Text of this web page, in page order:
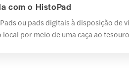
com o HistoPad
ou pads digitais à disposição de
local por meio de uma caça ao